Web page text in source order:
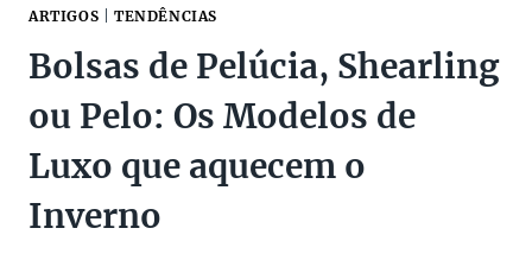
ARTIGOS TENDÊNCIAS
Bolsas de Pelúcia, Shearling
ou Pelo: Os Modelos de
Luxo que aquecem o
Inverno